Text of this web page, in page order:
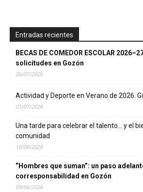
Entradas recientes
BECAS DE COMEDOR ESCOLAR
solicitudes en Gozón
06/07/2026
Actividad y Deporte en Verano de 2026.
01/07/2026
Una tarde para celebrar el talento… y el
comunidad
16/06/2026
“Hombres que suman”: un paso
corresponsabilidad en Gozón
09/06/2026